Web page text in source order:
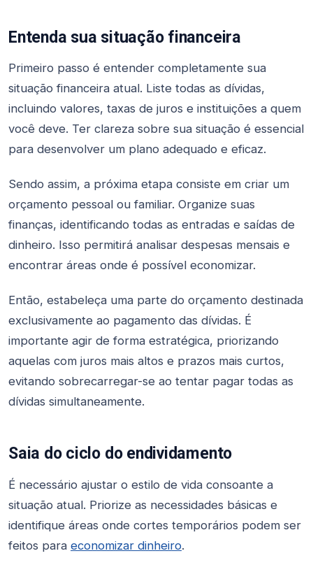
Entenda sua situação financeira
Primeiro passo é entender completamente sua
situação financeira atual. Liste todas as dívidas,
incluindo valores, taxas de juros e instituições a quem
você deve. Ter clareza sobre sua situação é essencial
para desenvolver um plano adequado e eficaz.
Sendo assim, a próxima etapa consiste em criar um
orçamento pessoal ou familiar. Organize suas
finanças, identificando todas as entradas e saídas de
dinheiro. Isso permitirá analisar despesas mensais e
encontrar áreas onde é possível economizar.
Então, estabeleça uma parte do orçamento destinada
exclusivamente ao pagamento das dívidas. É
importante agir de forma estratégica, priorizando
aquelas com juros mais altos e prazos mais curtos,
evitando sobrecarregar-se ao tentar pagar todas as
dívidas simultaneamente.
Saia do ciclo do endividamento
É necessário ajustar o estilo de vida consoante a
situação atual. Priorize as necessidades básicas e
identifique áreas onde cortes temporários podem ser
feitos para economizar dinheiro.